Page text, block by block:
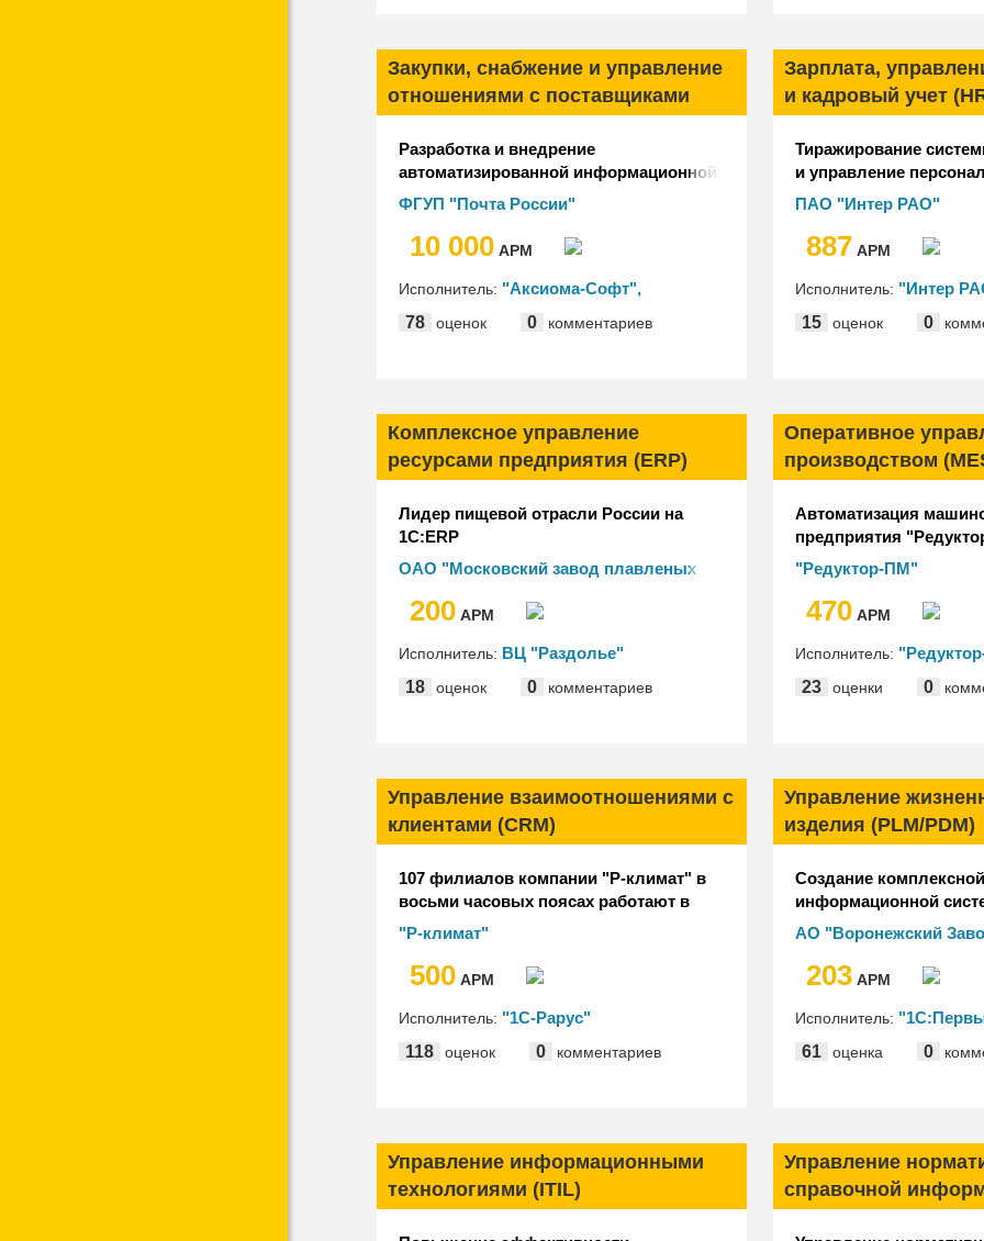
Закупки, снабжение и управление
отношениями с поставщиками
Разработка и внедрение
автоматизированной информационной
системы управления заказом (АИС УЗ)
ФГУП "Почта России"
10 000 АРМ
Исполнитель: "Аксиома-Софт",
"Национальный центр
информатизации"
78 оценок 0 комментариев
Зарплата,
и кадровый учет
Тиражирование
и управление
компании Группы
ПАО "Интер РАО"
887 АРМ
Исполнитель: "Интер
Информационные
15 оценок 0
Комплексное управление
ресурсами предприятия (ERP)
Лидер пищевой отрасли России на
1С:ERP
ОАО "Московский завод плавленых
200 АРМ
Исполнитель: ВЦ "Раздолье"
18
оценок 0 комментариев
Оперативное
производством
Автоматизация
предприятия
"Вертолеты России")
"Редуктор-ПМ"
470 АРМ
Исполнитель:
"1С"
23 оценки 0
Управление взаимоотношениями с
клиентами (CRM)
107 филиалов компании "Р-климат" в
восьми часовых поясах работают в
единой базе "1С:CRM КОРП"
"Р-климат"
500 АРМ
Исполнитель: "1С-Рарус"
118
оценок 0 комментариев
Управление
изделия (PLM/PDM)
Создание комплексной
информационной
оперативного учета
АО "Воронежский
Сборка"
203 АРМ
Исполнитель:
61
оценка 0
Управление информационными
технологиями (ITIL)
Управление
справочной